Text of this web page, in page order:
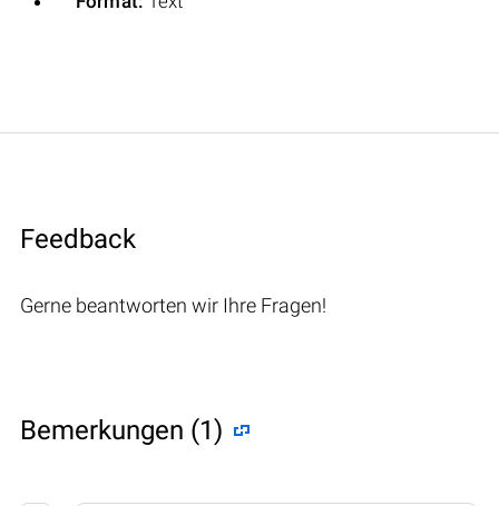
Feedback
Gerne beantworten wir Ihre Fragen!
Bemerkungen (1)